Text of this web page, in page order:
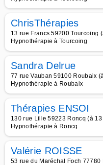
ChrisThérapies
13 rue Francs 59200 Tourcoing
Hypnothérapie à Tourcoing
Sandra Delrue
77 rue Vauban 59100 Roubaix
Hypnothérapie à Roubaix
Thérapies ENSOI
130 rue Lille 59223 Roncq (à
Hypnothérapie à Roncq
Valérie ROISSE
53 rue du Maréchal Foch